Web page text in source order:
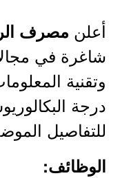
أعلن مصرف
شاغرة في
وتقنية
درجة
للتفاصيل
الوظائف: